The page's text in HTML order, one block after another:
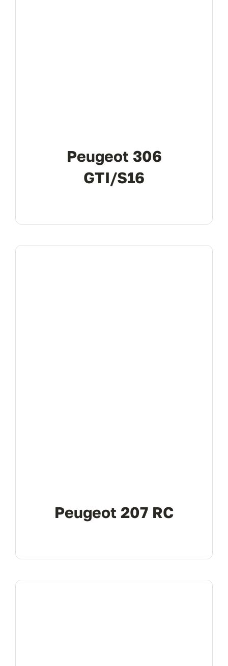
Peugeot 306
GTI/S16
Peugeot 207 RC